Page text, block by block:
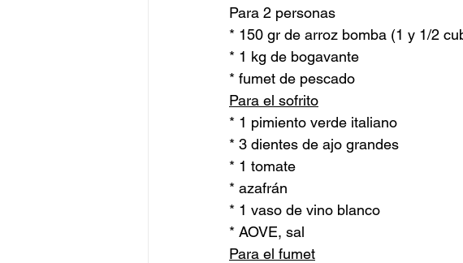
Para 2 personas
* 150 gr de arroz bomba (1 y 1/2
* 1 kg de bogavante
* fumet de pescado
Para el sofrito
* 1 pimiento verde italiano
* 3 dientes de ajo grandes
* 1 tomate
* azafrán
* 1 vaso de vino blanco
* AOVE, sal
Para el fumet